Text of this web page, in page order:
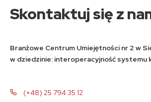
Skontaktuj się z
Branżowe Centrum Umiejętności nr 2 w
w dziedzinie: interoperacyjność systemu
(+48) 25 794 35 12